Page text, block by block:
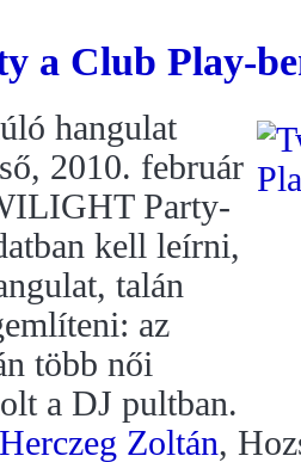
a Club Play-
hangulat
2010. február
Party-
kell leírni,
talán
az
több női
a DJ pultban.
Herczeg Zoltán,